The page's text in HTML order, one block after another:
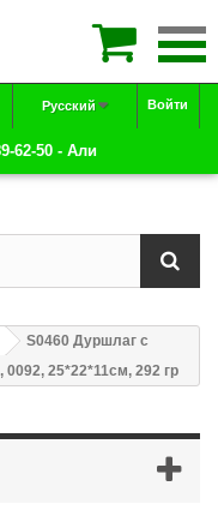
Войти
Русский
62-50 - Али
S0460 Дуршлаг с
25*22*11см, 292 гр
